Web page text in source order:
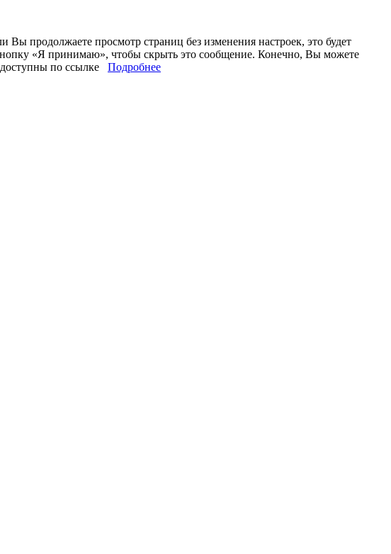
продолжаете просмотр страниц без изменения настроек, это будет
«Я принимаю», чтобы скрыть это сообщение. Конечно, Вы можете
по ссылке Подробнее